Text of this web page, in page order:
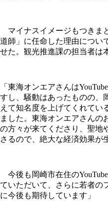
マイナスイメージもつきま
道師」に任命した理由につい
せた。観光推進課の担当者は
「東海オンエアさんは
すし、騒動はあったものの、
えて知名度を上げてくれてい
ました。東海オンエアさんの
の方々が来てくださり、聖地
さるので、絶大な経済効果が
今後も岡崎市在住の
ていただいて、さらに若者の
に今後も期待しています」